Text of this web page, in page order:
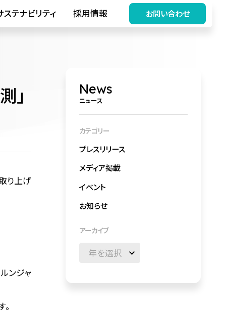
ステナビリティ 採用情報 お問い合わせ
」
り上げ
ンジャ
News
ニュース
カテゴリー
プレスリリース
メディア掲載
イベント
お知らせ
アーカイブ